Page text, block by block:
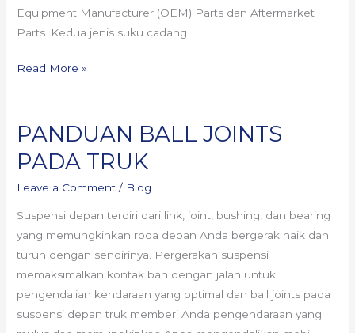
Equipment Manufacturer (OEM) Parts dan Aftermarket
Parts. Kedua jenis suku cadang
Read More »
PANDUAN BALL JOINTS
PADA TRUK
Leave a Comment / Blog
Suspensi depan terdiri dari link, joint, bushing, dan bearing
yang memungkinkan roda depan Anda bergerak naik dan
turun dengan sendirinya. Pergerakan suspensi
memaksimalkan kontak ban dengan jalan untuk
pengendalian kendaraan yang optimal dan ball joints pada
suspensi depan truk memberi Anda pengendaraan yang
PANDUAN
JOINTS
PADA